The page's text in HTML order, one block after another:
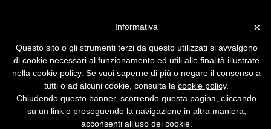
i Mac
Spaventa gli utenti, li convince a installarlo
sul proprio Mac e ottiene il controllo del
sistema.
×
Informativa
Questo sito o gli strumenti terzi da questo utilizzati si avvalgono
di cookie necessari al funzionamento ed utili alle finalità illustrate
nella cookie policy. Se vuoi saperne di più o negare il consenso a
tutti o ad alcuni cookie, consulta la cookie policy.
Chiudendo questo banner, scorrendo questa pagina, cliccando
su un link o proseguendo la navigazione in altra maniera,
acconsenti all’uso dei cookie.